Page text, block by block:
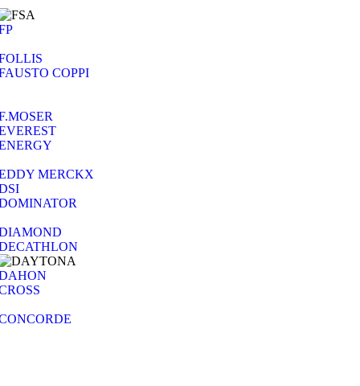
COPPI
MERCKX